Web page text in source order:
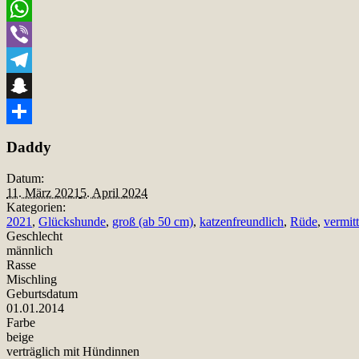
Email
WhatsApp
Viber
Telegram
Snapchat
Daddy
Datum:
11. März 2021 5. April 2024
Kategorien:
2021 , Glückshunde, groß (ab 50 cm), katzenfreundlich, Rüde,
Geschlecht
männlich
Rasse
Mischling
Geburtsdatum
01.01.2014
Farbe
beige
verträglich mit Hündinnen